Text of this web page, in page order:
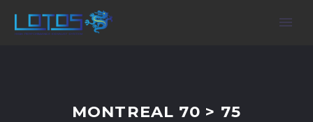
MONTREAL 70 > 75